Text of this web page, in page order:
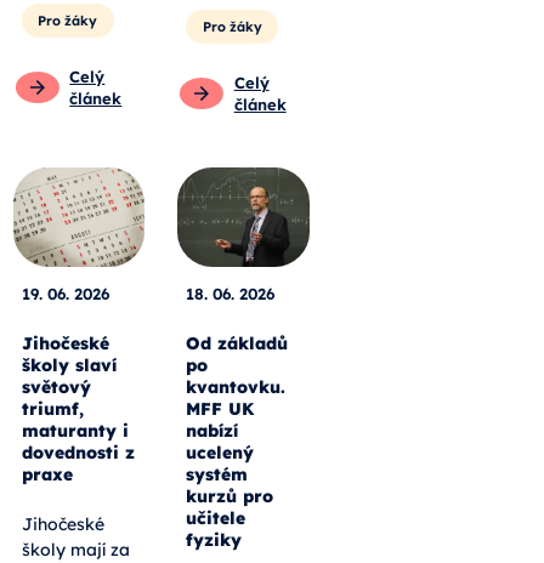
Pro žáky
Celý
článek
Pro žáky
Celý
článek
19. 06. 2026
Jihočeské
školy slaví
světový
triumf,
maturanty i
dovednosti z
praxe
Jihočeské
školy mají za
18. 06. 2026
Od základů
po
kvantovku.
MFF UK
nabízí
ucelený
systém
kurzů pro
učitele
fyziky